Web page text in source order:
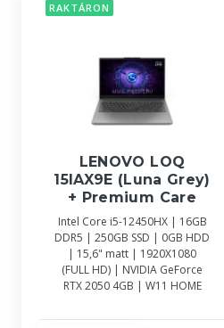
RAKTÁRON
LENOVO LOQ
15IAX9E (Luna Grey)
+ Premium Care
Intel Core i5-12450HX | 16GB
DDR5 | 250GB SSD | 0GB HDD
| 15,6" matt | 1920X1080
(FULL HD) | NVIDIA GeForce
RTX 2050 4GB | W11 HOME